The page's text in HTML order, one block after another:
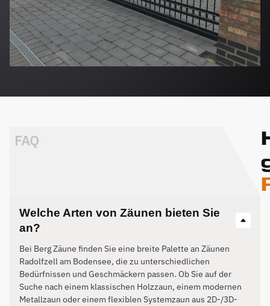
FAQ
Welche Arten von Zäunen bieten Sie
an?
Bei Berg Zäune finden Sie eine breite Palette an Zäunen
Radolfzell am Bodensee, die zu unterschiedlichen
Bedürfnissen und Geschmäckern passen. Ob Sie auf der
Suche nach einem klassischen Holzzaun, einem modernen
Metallzaun oder einem flexiblen Systemzaun aus 2D-/3D-